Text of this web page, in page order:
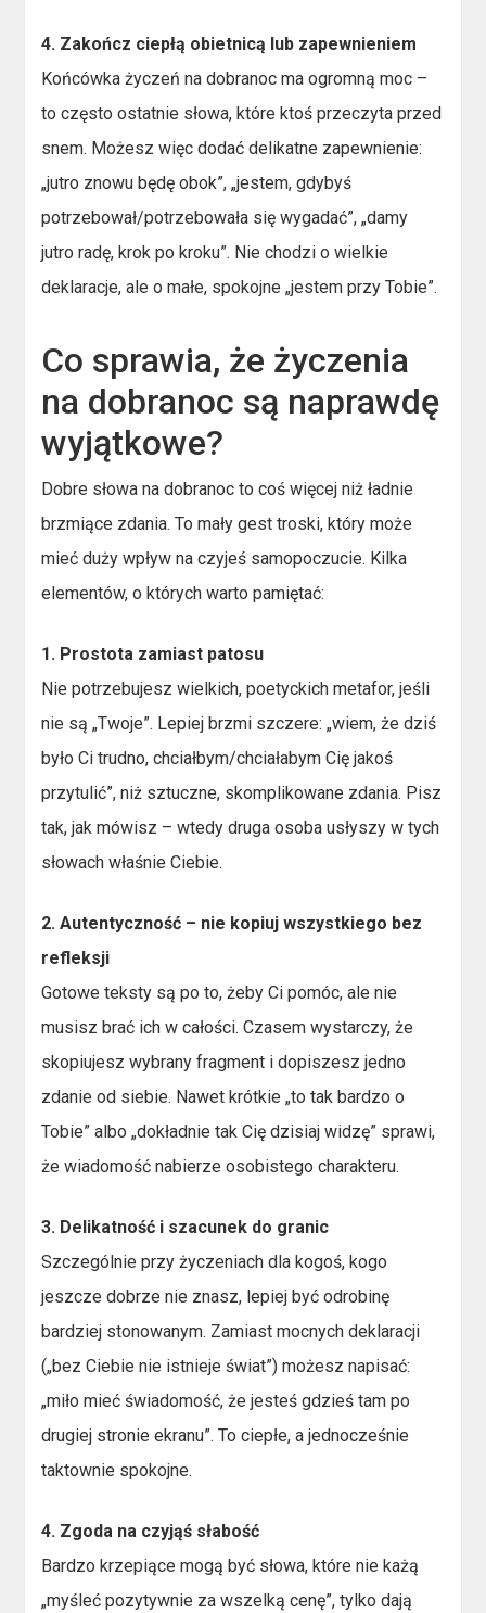
4. Zakończ ciepłą obietnicą lub zapewnieniem
Końcówka życzeń na dobranoc ma ogromną moc –
to często ostatnie słowa, które ktoś przeczyta przed
snem. Możesz więc dodać delikatne zapewnienie:
„jutro znowu będę obok”, „jestem, gdybyś
potrzebował/potrzebowała się wygadać”, „damy
jutro radę, krok po kroku”. Nie chodzi o wielkie
deklaracje, ale o małe, spokojne „jestem przy Tobie”.
Co sprawia, że życzenia
na dobranoc są naprawdę
wyjątkowe?
Dobre słowa na dobranoc to coś więcej niż ładnie
brzmiące zdania. To mały gest troski, który może
mieć duży wpływ na czyjeś samopoczucie. Kilka
elementów, o których warto pamiętać:
1. Prostota zamiast patosu
Nie potrzebujesz wielkich, poetyckich metafor, jeśli
nie są „Twoje”. Lepiej brzmi szczere: „wiem, że dziś
było Ci trudno, chciałbym/chciałabym Cię jakoś
przytulić”, niż sztuczne, skomplikowane zdania. Pisz
tak, jak mówisz – wtedy druga osoba usłyszy w tych
słowach właśnie Ciebie.
2. Autentyczność – nie kopiuj wszystkiego bez
refleksji
Gotowe teksty są po to, żeby Ci pomóc, ale nie
musisz brać ich w całości. Czasem wystarczy, że
skopiujesz wybrany fragment i dopiszesz jedno
zdanie od siebie. Nawet krótkie „to tak bardzo o
Tobie” albo „dokładnie tak Cię dzisiaj widzę” sprawi,
że wiadomość nabierze osobistego charakteru.
3. Delikatność i szacunek do granic
Szczególnie przy życzeniach dla kogoś, kogo
jeszcze dobrze nie znasz, lepiej być odrobinę
bardziej stonowanym. Zamiast mocnych deklaracji
(„bez Ciebie nie istnieje świat”) możesz napisać:
„miło mieć świadomość, że jesteś gdzieś tam po
drugiej stronie ekranu”. To ciepłe, a jednocześnie
taktownie spokojne.
4. Zgoda na czyjąś słabość
Bardzo krzepiące mogą być słowa, które nie każą
„myśleć pozytywnie za wszelką cenę”, tylko dają